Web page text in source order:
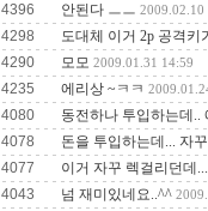
4396 안된다 ㅡㅡ 2009.02.10
4298
도대체 이거 2p 공격키
4290
모모 2009.01.31 14:59
4235 에리상 ~ㅋㅋ
4080
동전하나 투입하는데..
4078
돈을 투입하는데... 자
4077
이거 자꾸 렉걸리던데...
4043
넘 재미있네요..^^